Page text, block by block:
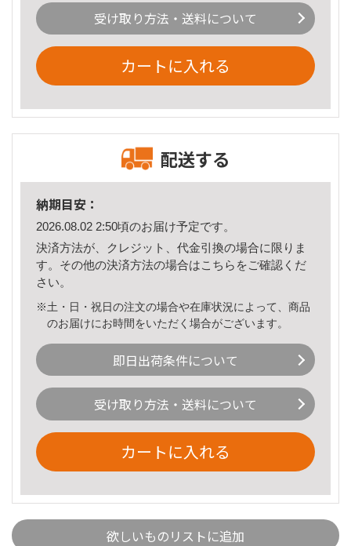
受け取り方法・送料について
カートに入れる
配送する
納期目安：
2026.08.02 2:50頃のお届け予定です。
決済方法が、クレジット、代金引換の場合に限りま
す。その他の決済方法の場合はこちら をご確認くだ
さい。
※土・日・祝日の注文の場合や在庫状況によって、商品
のお届けにお時間をいただく場合がございます。
即日出荷条件について
受け取り方法・送料について
カートに入れる
欲しいものリストに追加